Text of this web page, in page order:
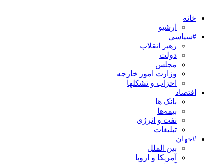
خانه
آرشیو
#سیاسی
رهبر انقلاب
دولت
مجلس
وزارت امور خارجه
احزاب و تشکلها
اقتصاد
بانک ها
بیمه‌ها
نفت و انرژی
تبلیغات
#جهان
بین الملل
آمریکا و اروپا